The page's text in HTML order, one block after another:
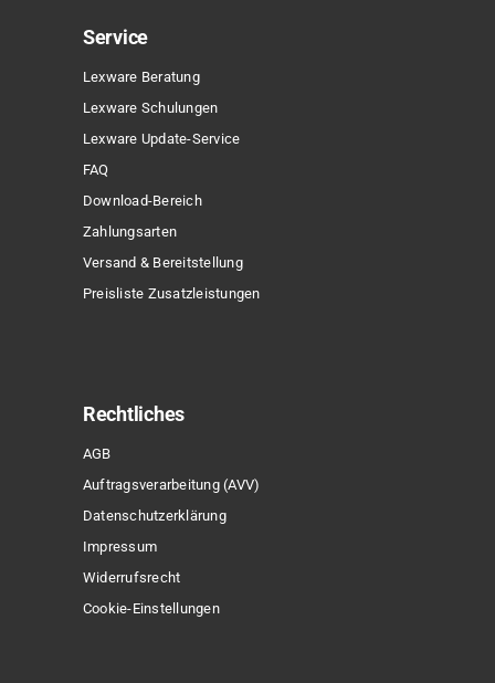
Service
Lexware Beratung
Lexware Schulungen
Lexware Update-Service
FAQ
Download-Bereich
Zahlungsarten
Versand & Bereitstellung
Preisliste Zusatzleistungen
Rechtliches
AGB
Auftragsverarbeitung (AVV)
Datenschutzerklärung
Impressum
Widerrufsrecht
Cookie-Einstellungen